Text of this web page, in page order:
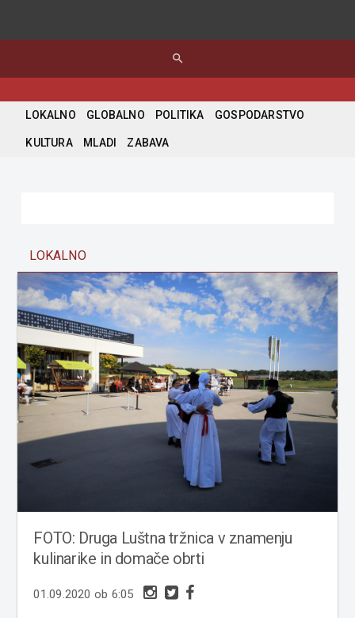
search
LOKALNO GLOBALNO POLITIKA GOSPODARSTVO
KULTURA MLADI ZABAVA
LOKALNO
FOTO: Druga Luštna tržnica v znamenju
kulinarike in domače obrti
01.09.2020 ob 6:05